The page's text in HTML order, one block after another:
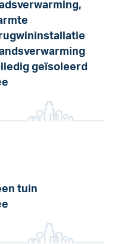
geïsoleerd
tuin